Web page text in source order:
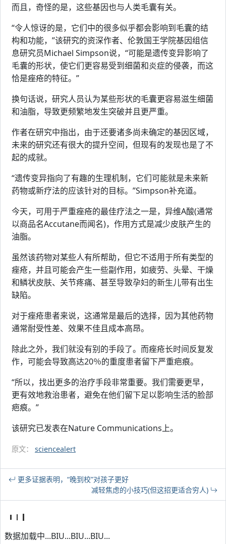
而且，奇怪的是，这些基因也与人类毛囊有关。
“令人惊讶的是，它们中的很多似乎都会影响到毛囊的结
构和功能，”该研究的资深作者、伦敦国王学院基因组信
息研究员Michael Simpson说，“可能是遗传变异影响了
毛囊的形状，使它们更容易受到细菌和炎症的侵袭，而这
恰是痤疮的特征。”
换句话说，研究人员认为某些形状的毛囊更容易滋生细菌
和油脂，导致更频繁地发生突破并且更严重。
作者在研究中指出，由于还要诸多尚未确定的基因区域，
未来的研究还有很大的提升空间，但现有的发现也是了不
起的成就。
“遗传变异指向了有趣的生理机制，它们可能就是未来新
药物或新疗法的应该针对的目标。”Simpson补充道。
今天，可用于严重痤疮的最佳疗法之一是，异维A酸(通常
以商品名Accutane而闻名)，作用方式是减少皮肤产生的
油脂。
虽然该药物对某些人有所帮助，但它不适用于所有类型的
痤疮，并且可能会产生一些副作用，如疲劳、头晕、干燥
和鳞状皮肤、关节疼痛、甚至导致孕妇的新生儿带有出生
缺陷。
对于痤疮患者来说，这通常是最后的选择，因为其他药物
通常耐受性差、效果不佳且成本高昂。
除此之外，我们就没有别的手段了。而痤疮长时间反复发
作，可能会导致高达20％的重度患者留下严重疤痕。
“所以，找出更多的治疗手段非常重要。我们需要更早，
更有效地救治患者，避免在他们留下足以影响生活的脸部
疤痕。”
该研究已发表在Nature Communications上。
原文： sciencealert
更多证据表明，“晚到校”对孩子更好
减轻焦虑的小技巧(但这招更适合穷人)
数据加载中...BIU...BIU...BIU...